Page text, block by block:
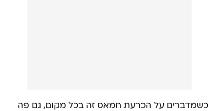
כשמדברים על הכרעת חמאס זה בכל מקום, גם פה